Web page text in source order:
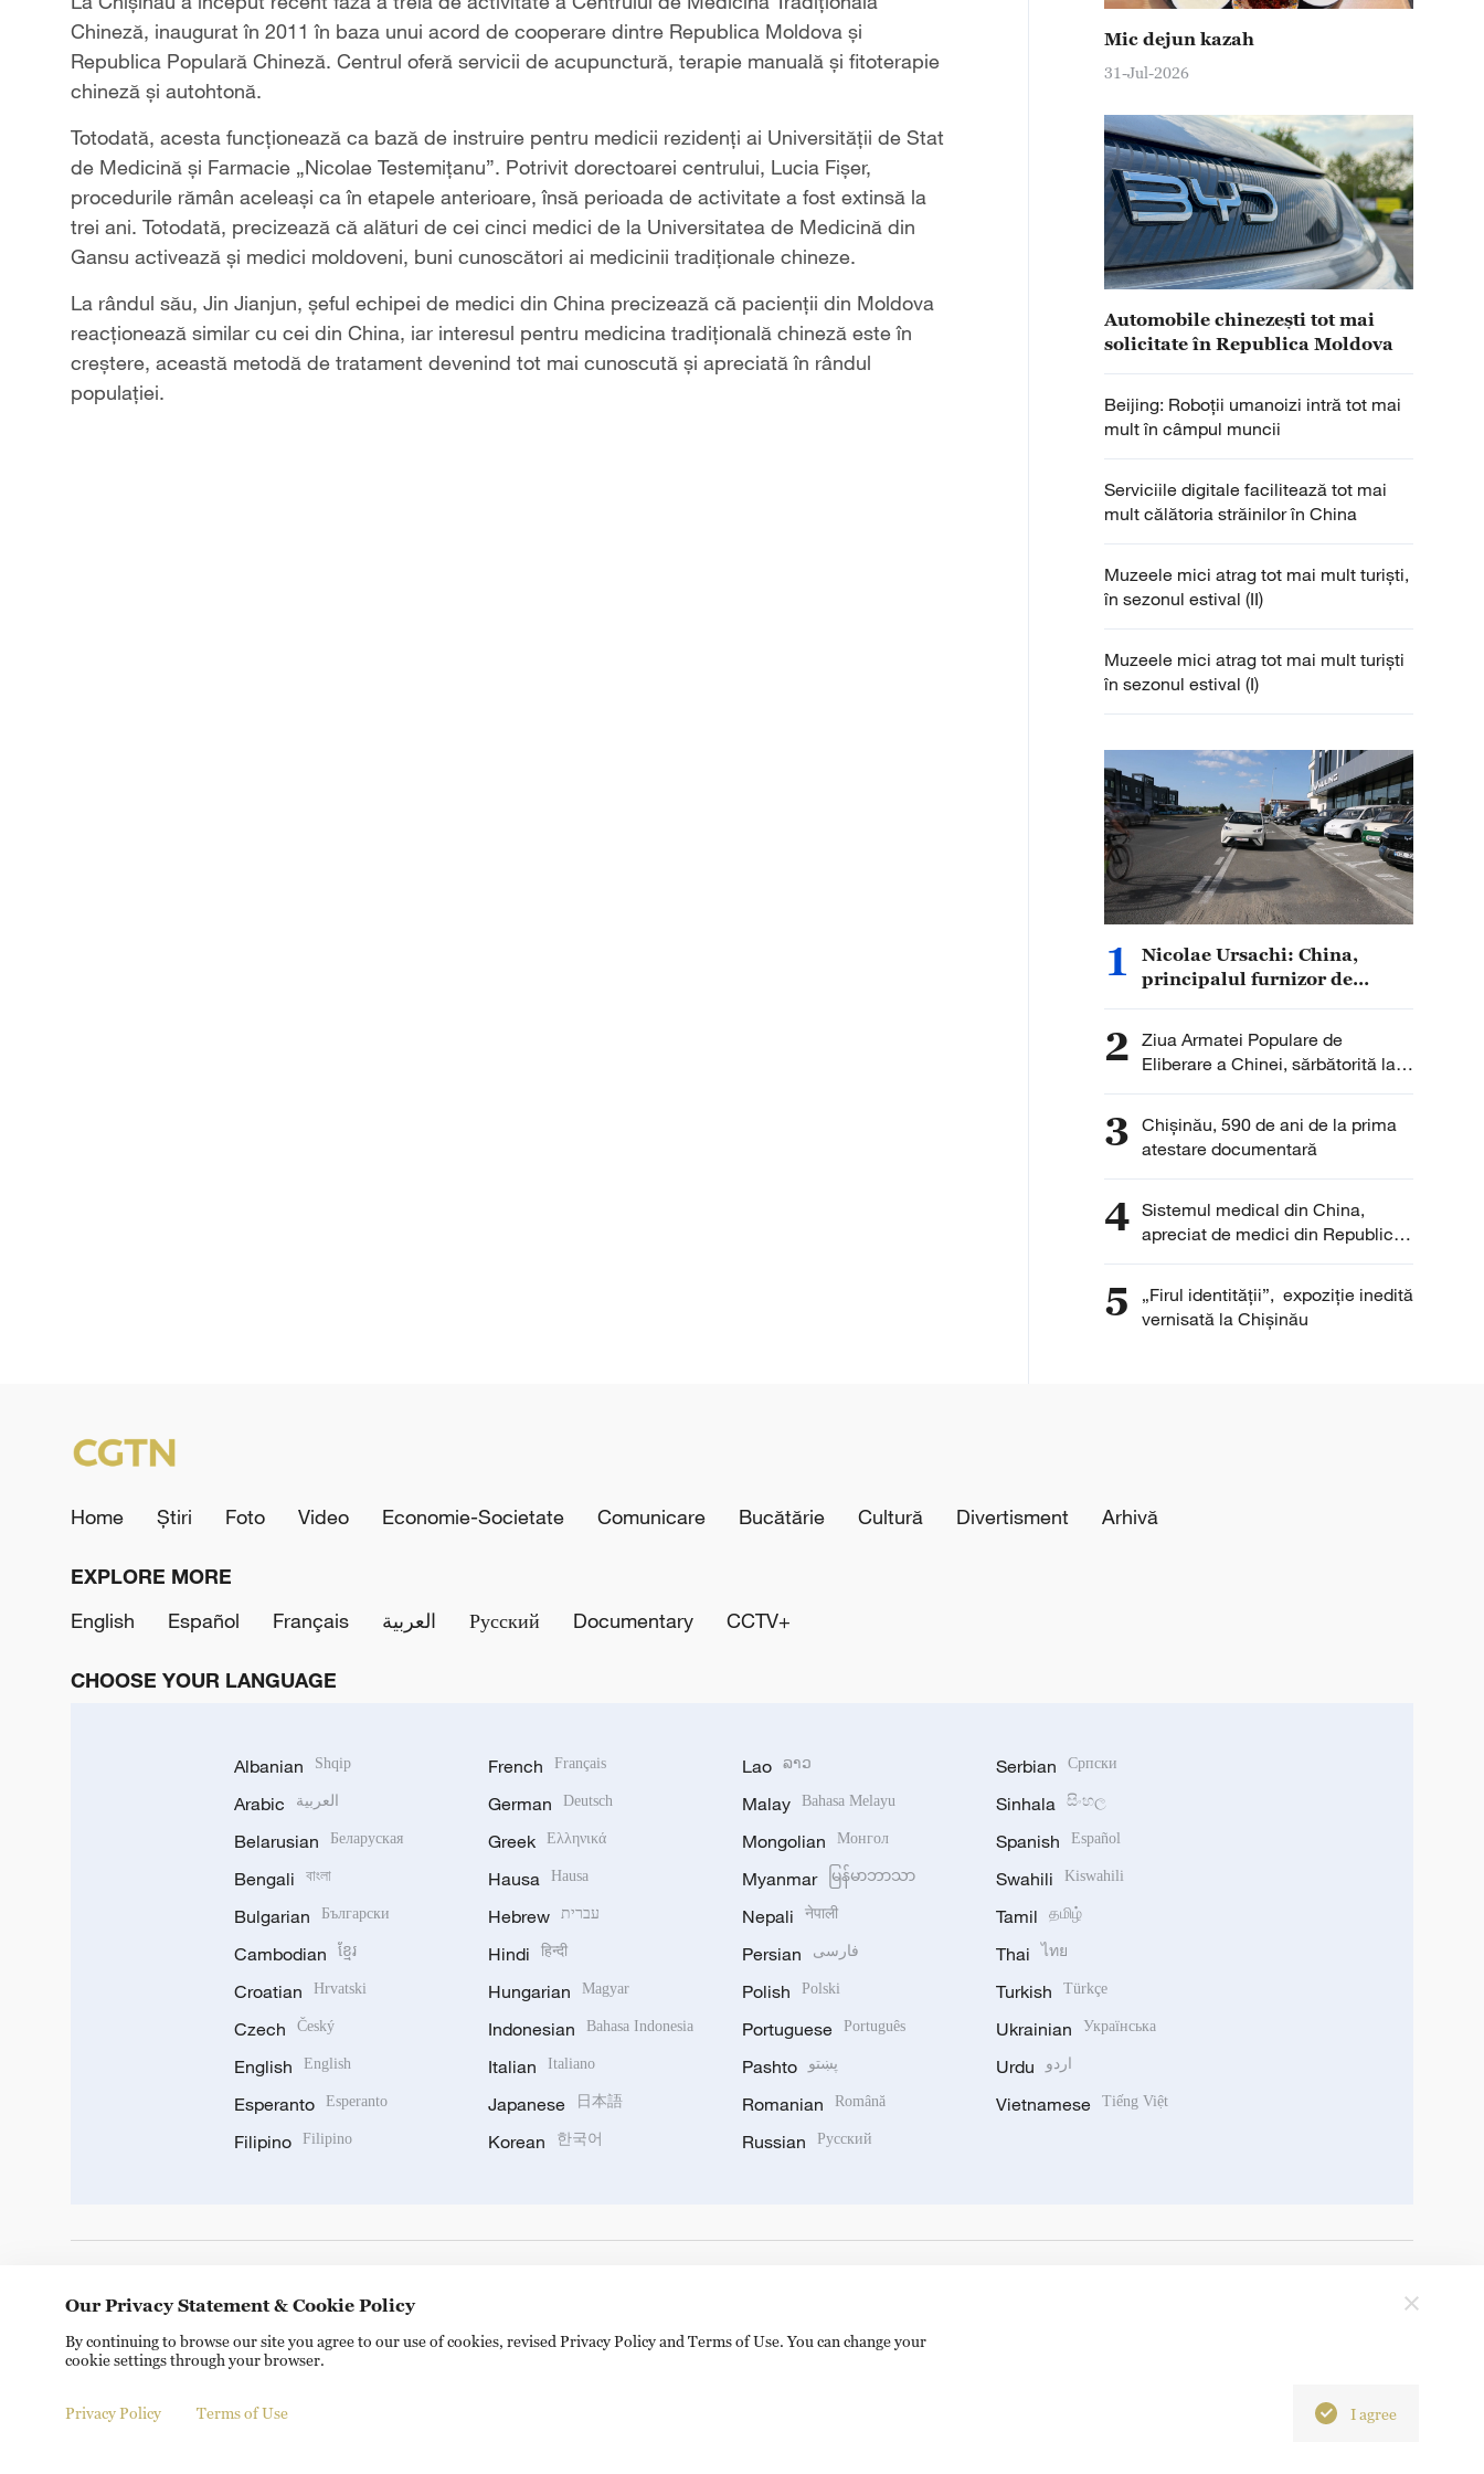
Chineză, inaugurat în 2011 în baza unui acord de cooperare dintre Republica Moldova și
Republica Populară Chineză. Centrul oferă servicii de acupunctură, terapie manuală și fitoterapie
chineză și autohtonă.
Totodată, acesta funcționează ca bază de instruire pentru medicii rezidenți ai Universității de Stat
de Medicină și Farmacie „Nicolae Testemițanu”. Potrivit dorectoarei centrului, Lucia Fișer,
procedurile rămân aceleași ca în etapele anterioare, însă perioada de activitate a fost extinsă la
trei ani. Totodată, precizează că alături de cei cinci medici de la Universitatea de Medicină din
Gansu activează și medici moldoveni, buni cunoscători ai medicinii tradiționale chineze.
La rândul său, Jin Jianjun, șeful echipei de medici din China precizează că pacienții din Moldova
reacționează similar cu cei din China, iar interesul pentru medicina tradițională chineză este în
creștere, această metodă de tratament devenind tot mai cunoscută și apreciată în rândul
populației.
Mic dejun kazah
31-Jul-2026
Automobile chinezești tot mai
solicitate în Republica Moldova
Beijing: Roboții umanoizi intră tot mai
mult în câmpul muncii
Serviciile digitale facilitează tot mai
mult călătoria străinilor în China
Muzeele mici atrag tot mai mult turiști,
în sezonul estival (II)
Muzeele mici atrag tot mai mult turiști
în sezonul estival (I)
1
Nicolae Ursachi: China,
principalul furnizor de
2 Ziua Armatei Populare de
Eliberare a Chinei, sărbătorită la
Chișinău
3 Chișinău, 590 de ani de la prima
atestare documentară
4 Sistemul medical din China,
apreciat de medici din Republica
Moldova pentru eficiență și
5
„Firul identității”, expoziție inedită
vernisată la Chișinău
Home Știri Foto Video Economie-Societate Comunicare Bucătărie Cultură Divertisment Arhivă
EXPLORE MORE
English
Español Français العربية Русский Documentary CCTV+
CHOOSE YOUR LANGUAGE
Albanian Shqip
Arabic العربية
Belarusian Беларуская
Bengali বাংলা
Bulgarian Български
Cambodian ខ្មែរ
Croatian Hrvatski
Czech Český
English English
Esperanto Esperanto
Filipino Filipino
French Français
German Deutsch
Greek Ελληνικά
Hausa Hausa
Hebrew עברית
Hindi हिन्दी
Hungarian Magyar
Indonesian Bahasa Indonesia
Italian Italiano
Japanese 日本語
Korean 한국어
Lao ລາວ
Malay Bahasa Melayu
Mongolian Монгол
Myanmar မြန်မာဘာသာ
Nepali नेपाली
Persian فارسی
Polish Polski
Portuguese Português
Pashto پښتو
Romanian Română
Russian Русский
Serbian Српски
Sinhala සිංහල
Spanish Español
Swahili Kiswahili
Tamil தமிழ்
Thai ไทย
Turkish Türkçe
Ukrainian Українська
Urdu اردو
Vietnamese Tiếng Việt
Copyright © 2024 CGTN. 京ICP备20000184号
Our Privacy Statement & Cookie Policy
By continuing to browse our site you agree to our use of cookies, revised Privacy Policy and Terms of Use. You can change your
cookie settings through your browser.
Privacy Policy Terms of Use I agree